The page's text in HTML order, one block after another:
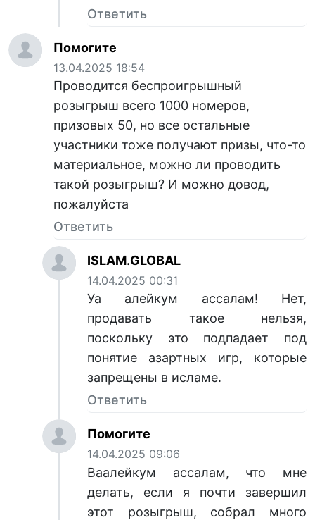
Ответить
Помогите
13.04.2025 18:54
Проводится беспроигрышный
розыгрыш всего 1000 номеров,
призовых 50, но все остальные
участники тоже получают призы, что-то
материальное, можно ли проводить
такой розыгрыш? И можно довод,
пожалуйста
Ответить
ISLAM.GLOBAL
14.04.2025 00:31
Уа алейкум ассалам! Нет,
продавать такое нельзя,
поскольку это подпадает под
понятие азартных игр, которые
запрещены в исламе.
Ответить
Помогите
14.04.2025 09:06
Ваалейкум ассалам, что мне
делать, если я почти завершил
этот розыгрыш, собрал много